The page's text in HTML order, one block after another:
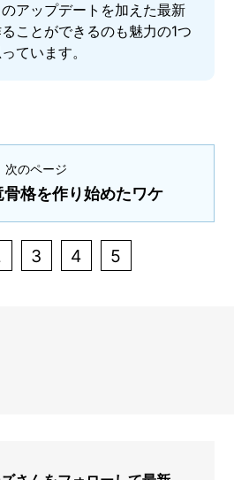
アップデートを加えた最新
ことができるのも魅力の1つ
ています。
次のページ
格を作り始めたワケ
3 4 5